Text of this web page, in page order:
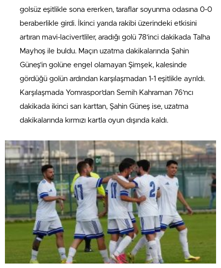
golsüz eşitlikle sona ererken, taraflar soyunma odasına 0-0
beraberlikle girdi. İkinci yarıda rakibi üzerindeki etkisini
artıran mavi-lacivertliler, aradığı golü 78’inci dakikada Talha
Mayhoş ile buldu. Maçın uzatma dakikalarında Şahin
Güneş’in golüne engel olamayan Şimşek, kalesinde
gördüğü golün ardından karşılaşmadan 1-1 eşitlikle ayrıldı.
Karşılaşmada Yomraspor’dan Semih Kahraman 76’ncı
dakikada ikinci sarı karttan, Şahin Güneş ise, uzatma
dakikalarında kırmızı kartla oyun dışında kaldı.